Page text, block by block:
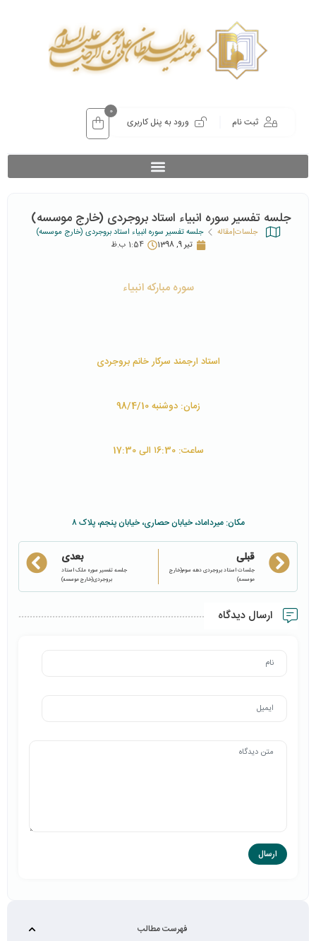
ثبت نام ورود به پنل کاربری
0
جلسه تفسیر سوره انبیاء استاد بروجردی (خارج موسسه)
جلسات|مقاله
جلسه تفسیر سوره انبیاء استاد بروجردی (خارج موسسه)
تیر 9, 1398
1:54 ب.ظ
سوره مبارکه انبیاء
استاد ارجمند سرکار خانم بروجردی
زمان: دوشنبه 98/4/10
ساعت: ۱6:30 الی 17:30
مکان: میرداماد، خیابان حصاری، خیابان پنجم، پلاک ۸
قبلی
جلسات استاد بروجردی دهه سوم(خارج
موسسه)
بعدی
جلسه تفسیر سوره ملک استاد
بروجردی(خارج موسسه)
ارسال دیدگاه
فهرست مطالب